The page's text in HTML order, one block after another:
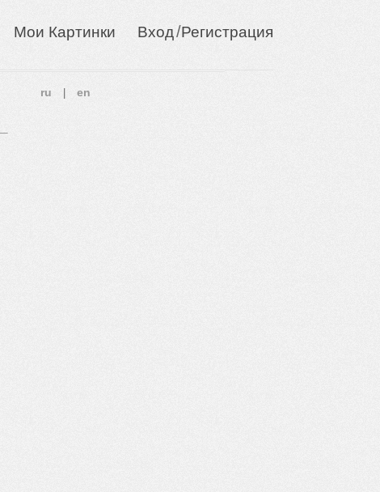
Мои Картинки Вход/Регистрация
ru en